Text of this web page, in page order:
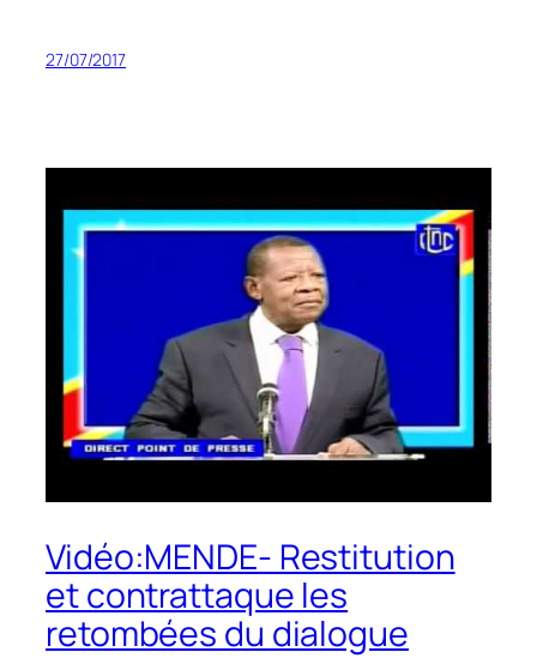
27/07/2017
Vidéo:MENDE- Restitution
et contrattaque les
retombées du dialogue